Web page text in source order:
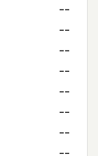
--
--
--
--
--
--
--
--